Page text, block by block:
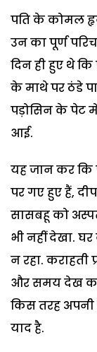
पति के कोमल
उन का पूर्ण
दिन ही हुए थे
के माथे पर ठंडे
पड़ोसिन के पेट में
आई.
यह जान कर
पर गए हुए हैं,
सासबहू को
भी नहीं देखा.
न रहा. कराहती
और समय देख कर
किस तरह अपनी
याद है.